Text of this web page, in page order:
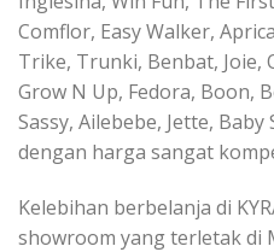
Comflor, Easy Walker,
Trike, Trunki, Benbat, Joie,
Grow N Up, Fedora, Boon,
Sassy, Ailebebe, Jette,
dengan harga sangat
Kelebihan berbelanja di
showroom yang terletak di